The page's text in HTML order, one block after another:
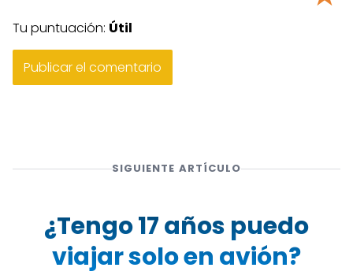
Tu puntuación: Útil
SIGUIENTE ARTÍCULO
¿Tengo 17 años puedo
viajar solo en avión?